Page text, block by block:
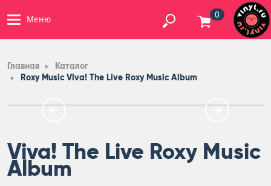
Меню 0
Главная
Каталог
Roxy Music Viva! The Live Roxy Music Album
Viva! The Live Roxy Music
Album